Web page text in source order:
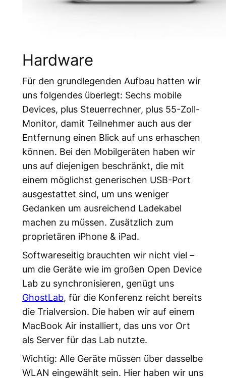
Hardware
Für den grundlegenden Aufbau hatten wir
uns folgendes überlegt: Sechs mobile
Devices, plus Steuerrechner, plus 55-Zoll-
Monitor, damit Teilnehmer auch aus der
Entfernung einen Blick auf uns erhaschen
können. Bei den Mobilgeräten haben wir
uns auf diejenigen beschränkt, die mit
einem möglichst generischen USB-Port
ausgestattet sind, um uns weniger
Gedanken um ausreichend Ladekabel
machen zu müssen. Zusätzlich zum
proprietären iPhone & iPad.
Softwareseitig brauchten wir nicht viel –
um die Geräte wie im großen Open Device
Lab zu synchronisieren, genügt uns
GhostLab, für die Konferenz reicht bereits
die Trialversion. Die haben wir auf einem
MacBook Air installiert, das uns vor Ort
als Server für das Lab nutzte.
Wichtig: Alle Geräte müssen über dasselbe
WLAN eingewählt sein. Hier haben wir uns